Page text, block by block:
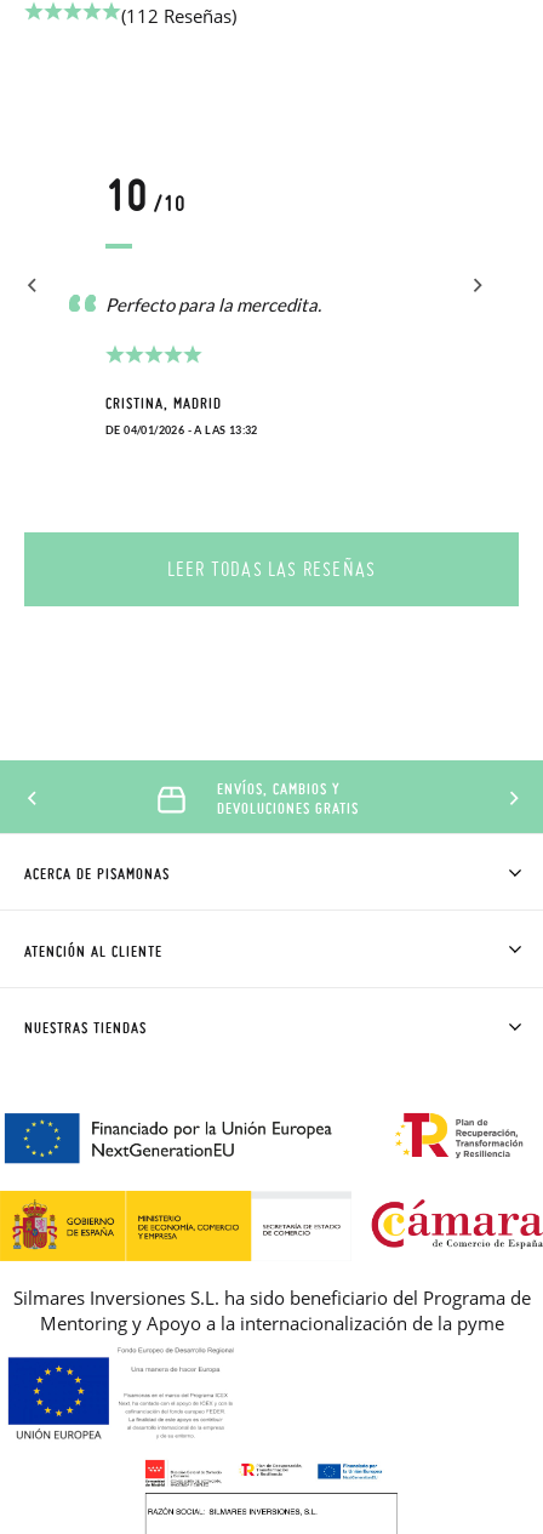
(112 Reseñas)
10 /10
Perfecto para la mercedita.
CRISTINA, MADRID
DE 04/01/2026 - A LAS 13:32
LEER TODAS LAS RESEÑAS
ENVÍOS, CAMBIOS Y
DEVOLUCIONES GRATIS
ACERCA DE PISAMONAS
CÓMO COMPRAR
AVISO LEGAL, PRIVACIDAD Y COOKIES
REBAJAS
ATENCIÓN AL CLIENTE
PREGUNTAS FRECUENTES
NUESTRAS TIENDAS
Silmares Inversiones S.L. ha sido beneficiario del Programa de
Mentoring y Apoyo a la internacionalización de la pyme